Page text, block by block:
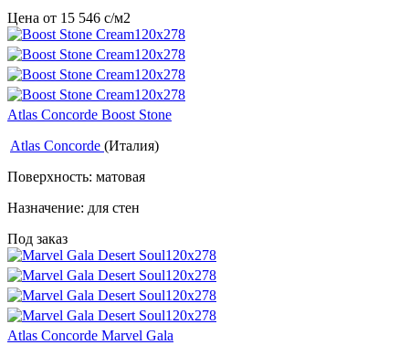
Цена от 15 546 c/м2
Atlas Concorde Boost Stone
Atlas Concorde (Италия)
Поверхность: матовая
Назначение: для стен
Под заказ
Atlas Concorde Marvel Gala